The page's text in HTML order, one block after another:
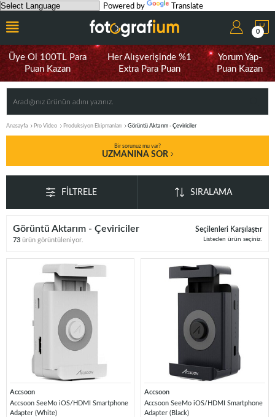
Powered by Translate
0
Üye Ol 100TL Para
Puan Kazan
Her Alışverişinde %1
Extra Para Puan
Yorum Yap-
Puan Kazan
Anasayfa Pro Video Produksiyon Ekipmanları Görüntü Aktarım - Çeviriciler
Bir sorunuz mu var?
UZMANINA SOR
FILTRELE SIRALAMA
Görüntü Aktarım - Çeviriciler
73 ürün görüntüleniyor.
Seçilenleri Karşılaştır
Listeden ürün seçiniz.
Accsoon
Accsoon SeeMo iOS/HDMI Smartphone
Adapter (White)
Accsoon
Accsoon SeeMo iOS/HDMI Smartphone
Adapter (Black)